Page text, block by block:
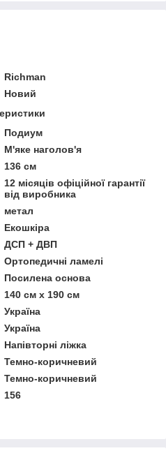
Richman
Новий
Подиум
М'яке наголов'я
136 см
12 місяців офіційної гарантії
від виробника
метал
Екошкіра
ДСП + ДВП
Ортопедичні ламелі
Посилена основа
140 см х 190 см
Україна
Україна
Напівторні ліжка
Темно-коричневий
Темно-коричневий
156